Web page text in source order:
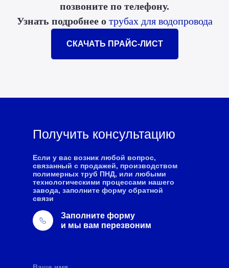
позвоните по телефону.
Узнать подробнее о трубах для водопровода
СКАЧАТЬ ПРАЙС-ЛИСТ
Получить консультацию
Если у вас возник любой вопрос,
связанный с продажей, производством
полимерных труб ПНД, или любыми
технологическими процессами нашего
завода, заполните форму обратной
связи
Заполните форму
и мы вам перезвоним